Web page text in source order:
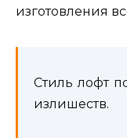
изготовления
Стиль лофт
излишеств.